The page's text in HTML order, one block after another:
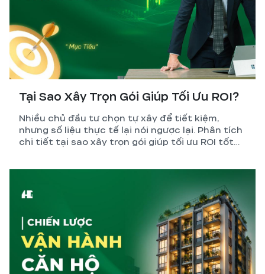
Tại Sao Xây Trọn Gói Giúp Tối Ưu ROI?
Nhiều chủ đầu tư chọn tự xây để tiết kiệm,
nhưng số liệu thực tế lại nói ngược lại. Phân tích
chi tiết tại sao xây trọn gói giúp tối ưu ROI tốt